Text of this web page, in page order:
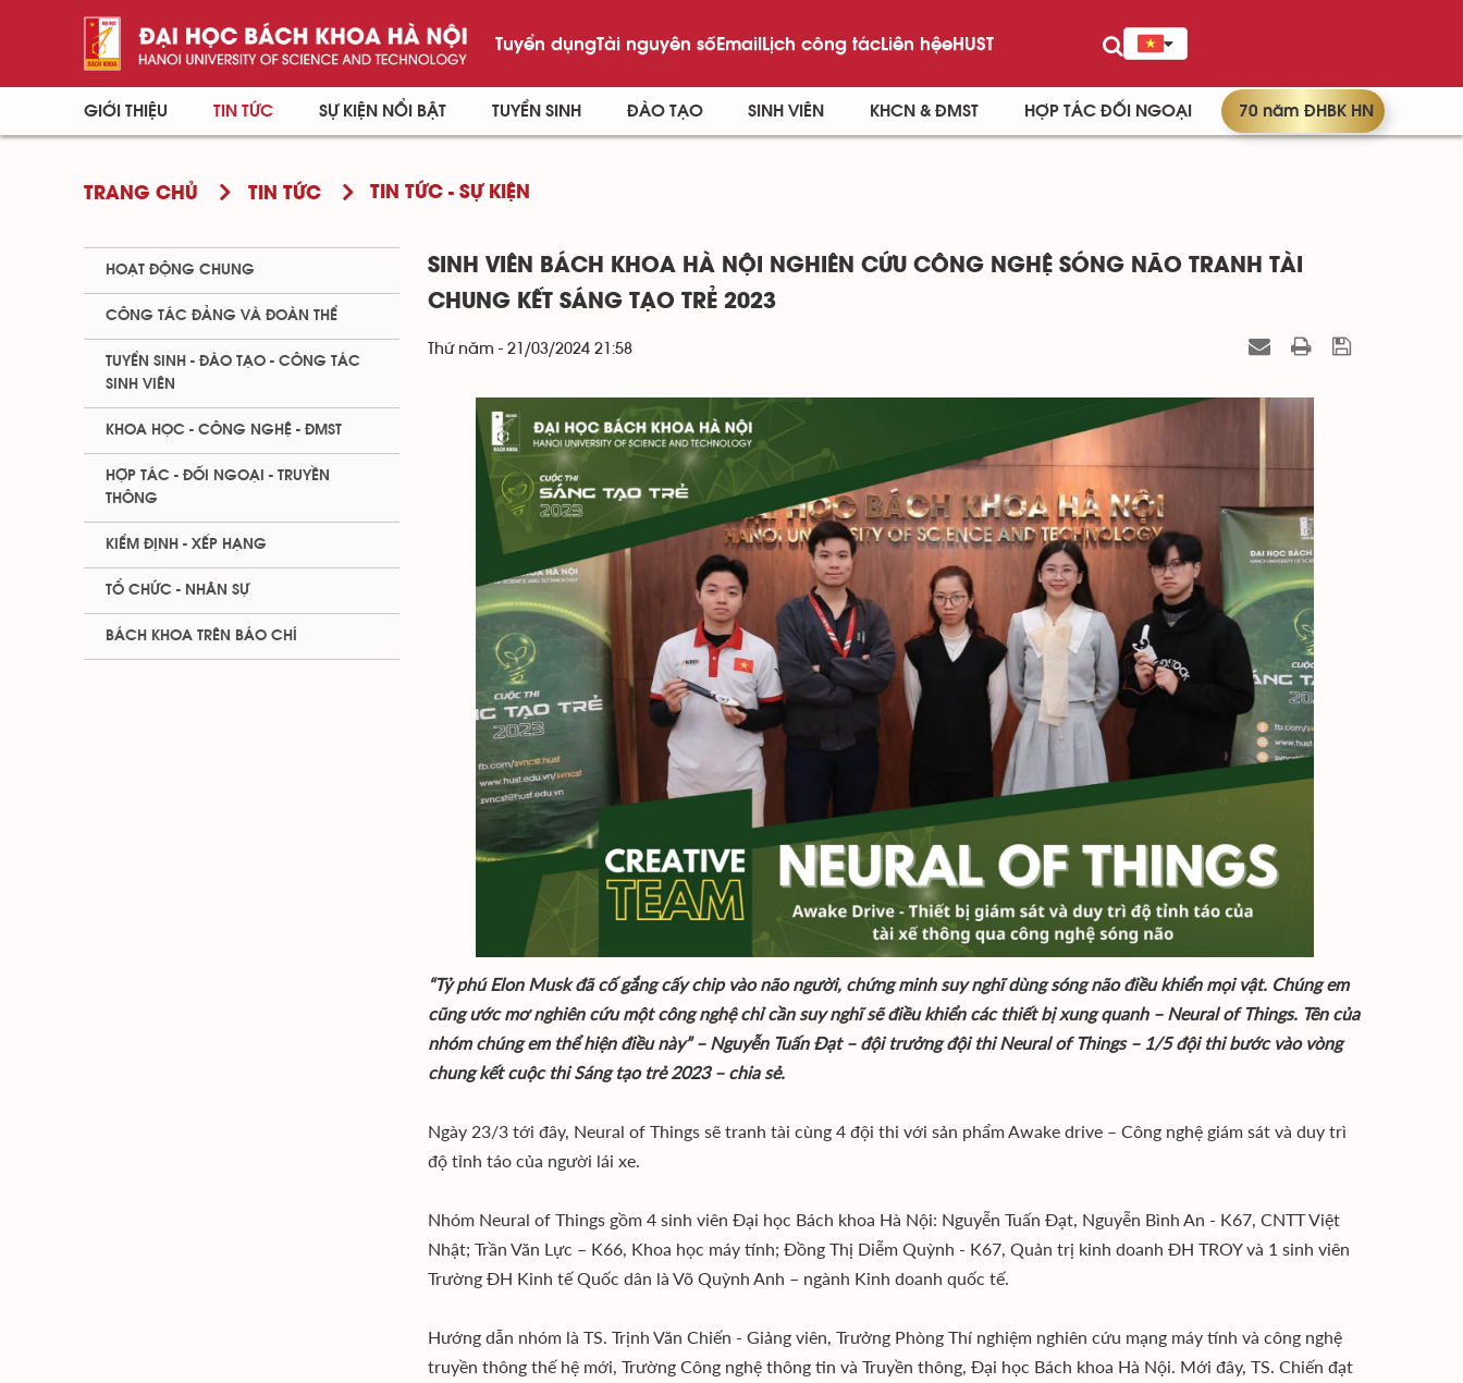
Tuyển dụngTài nguyên sốEmailLịch công tácLiên hệeHUST
GIỚI THIỆU TIN TỨC SỰ KIỆN NỔI BẬT TUYỂN SINH ĐÀO TẠO SINH VIÊN KHCN & ĐMST HỢP TÁC ĐỐI NGOẠI 70 năm ĐHBK HN
TRANG CHỦ TIN TỨC TIN TỨC - SỰ KIỆN
SINH VIÊN BÁCH KHOA HÀ NỘI NGHIÊN CỨU CÔNG NGHỆ SÓNG NÃO TRANH TÀI
CHUNG KẾT SÁNG TẠO TRẺ 2023
Thứ năm - 21/03/2024 21:58
“Tỷ phú Elon Musk đã cố gắng cấy chip vào não người, chứng minh suy nghĩ dùng sóng não điều khiển mọi vật. Chúng em
cũng ước mơ nghiên cứu một công nghệ chỉ cần suy nghĩ sẽ điều khiển các thiết bị xung quanh – Neural of Things. Tên của
nhóm chúng em thể hiện điều này” – Nguyễn Tuấn Đạt – đội trưởng đội thi Neural of Things – 1/5 đội thi bước vào vòng
chung kết cuộc thi Sáng tạo trẻ 2023 – chia sẻ.
Ngày 23/3 tới đây, Neural of Things sẽ tranh tài cùng 4 đội thi với sản phẩm Awake drive – Công nghệ giám sát và duy trì
độ tỉnh táo của người lái xe.
Nhóm Neural of Things gồm 4 sinh viên Đại học Bách khoa Hà Nội: Nguyễn Tuấn Đạt, Nguyễn Bình An - K67, CNTT Việt
Nhật; Trần Văn Lực – K66, Khoa học máy tính; Đồng Thị Diễm Quỳnh - K67, Quản trị kinh doanh ĐH TROY và 1 sinh viên
Trường ĐH Kinh tế Quốc dân là Võ Quỳnh Anh – ngành Kinh doanh quốc tế.
Hướng dẫn nhóm là TS. Trịnh Văn Chiến - Giảng viên, Trưởng Phòng Thí nghiệm nghiên cứu mạng máy tính và công nghệ
truyền thông thế hệ mới, Trường Công nghệ thông tin và Truyền thông, Đại học Bách khoa Hà Nội. Mới đây, TS. Chiến đạt
HOẠT ĐỘNG CHUNG
CÔNG TÁC ĐẢNG VÀ ĐOÀN THỂ
TUYỂN SINH - ĐÀO TẠO - CÔNG TÁC
SINH VIÊN
KHOA HỌC - CÔNG NGHỆ - ĐMST
HỢP TÁC - ĐỐI NGOẠI - TRUYỀN
THÔNG
KIỂM ĐỊNH - XẾP HẠNG
TỔ CHỨC - NHÂN SỰ
BÁCH KHOA TRÊN BÁO CHÍ